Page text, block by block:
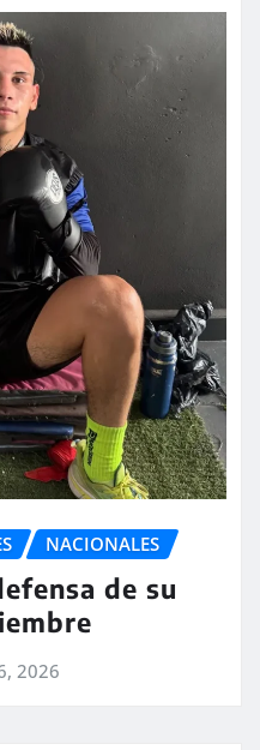
NACIONALES
de su
2026